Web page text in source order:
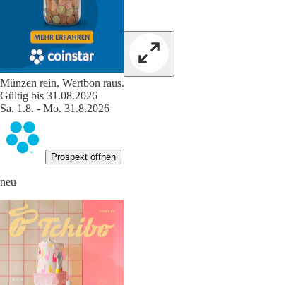
Münzen rein, Wertbon raus.
Gültig bis 31.08.2026
Sa. 1.8. - Mo. 31.8.2026
Prospekt öffnen
neu